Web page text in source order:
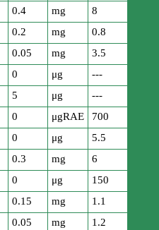
0.4 mg
8
0.2 mg
0.8
0.05 mg
3.5
0 μg
---
5 μg
---
0 μgRAE
700
0 μg
5.5
0.3 mg
6
0 μg
150
0.15 mg
1.1
0.05 mg
1.2